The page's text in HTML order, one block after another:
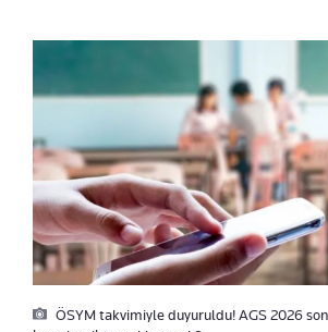
ÖSYM takvimiyle duyuruldu! AGS 2026